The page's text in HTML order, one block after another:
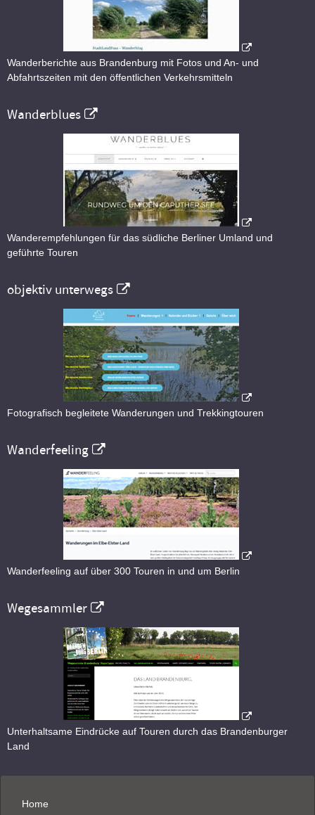
Wanderberichte aus Brandenburg mit Fotos und An- und
Abfahrtszeiten mit den öffentlichen Verkehrsmitteln
Wanderblues
Wanderempfehlungen für das südliche Berliner Umland und
geführte Touren
objektiv unterwegs
Fotografisch begleitete Wanderungen und Trekkingtouren
Wanderfeeling
Wanderfeeling auf über 300 Touren in und um Berlin
Wegesammler
Unterhaltsame Eindrücke auf Touren durch das Brandenburger
Land
Home